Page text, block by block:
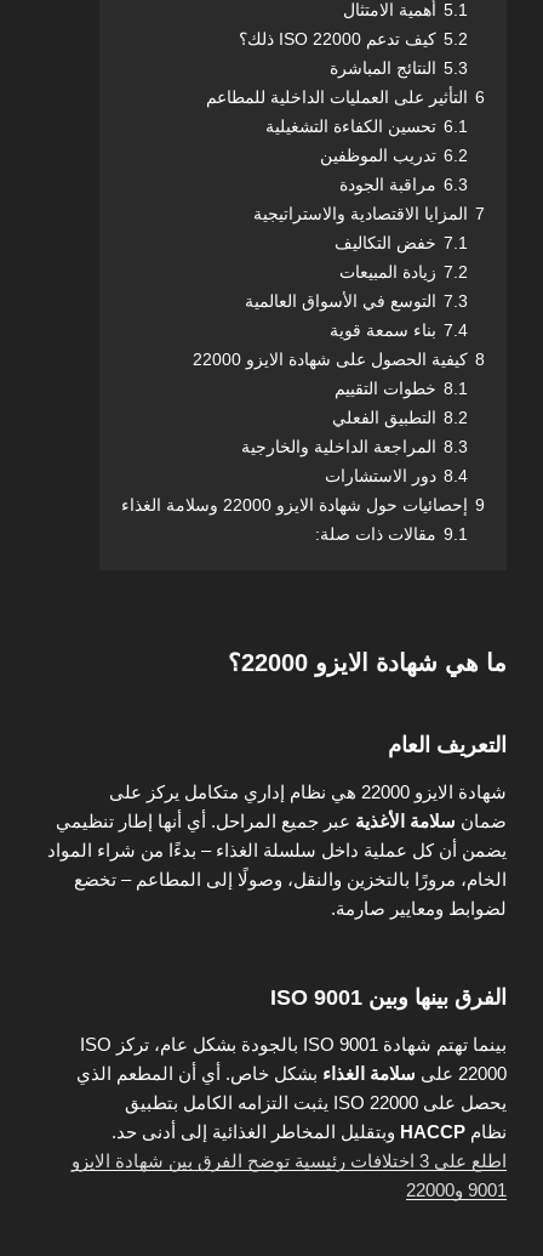
5.1
أهمية الامتثال
5.2 كيف تدعم ISO 22000 ذلك؟
5.3
النتائج المباشرة
6
التأثير على العمليات الداخلية للمطاعم
6.1 تحسين الكفاءة التشغيلية
6.2 تدريب الموظفين
6.3 مراقبة الجودة
7
المزايا الاقتصادية والاستراتيجية
7.1 خفض التكاليف
7.2 زيادة المبيعات
7.3
التوسع في الأسواق العالمية
7.4 بناء سمعة قوية
8 كيفية الحصول على شهادة الايزو 22000
8.1 خطوات التقييم
8.2
التطبيق الفعلي
8.3
المراجعة الداخلية والخارجية
8.4 دور الاستشارات
9
إحصائيات حول شهادة الايزو 22000 وسلامة الغذاء
9.1 مقالات ذات صلة:
ما هي شهادة الايزو 22000؟
التعريف العام
شهادة الايزو 22000 هي نظام إداري متكامل يركز على
ضمان سلامة الأغذية عبر جميع المراحل. أي أنها إطار تنظيمي
يضمن أن كل عملية داخل سلسلة الغذاء – بدءًا من شراء المواد
الخام، مرورًا بالتخزين والنقل، وصولًا إلى المطاعم – تخضع
لضوابط ومعايير صارمة.
الفرق بينها وبين ISO 9001
بينما تهتم شهادة ISO 9001 بالجودة بشكل عام، تركز ISO
22000 على
سلامة الغذاء بشكل خاص. أي أن المطعم الذي
يحصل على ISO 22000 يثبت التزامه الكامل بتطبيق
نظام HACCP وبتقليل المخاطر الغذائية إلى أدنى حد.
اطلع على 3 اختلافات رئيسية توضح الفرق بين شهادة الايزو
9001 و22000